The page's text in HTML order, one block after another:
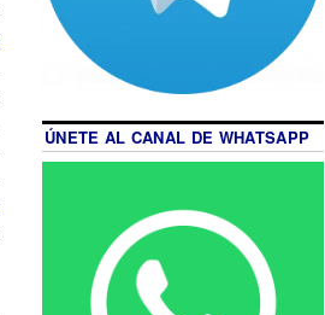
ÚNETE AL CANAL DE WHATSAPP